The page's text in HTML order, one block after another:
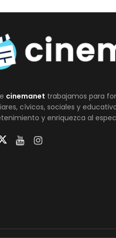
cinemanet trabajamos para
cívicos, sociales y
y enriquezca al